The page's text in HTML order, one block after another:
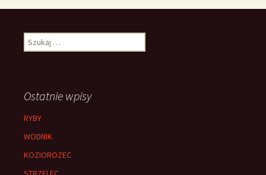
Szukaj:
Ostatnie wpisy
RYBY
WODNIK
KOZIOROZEC